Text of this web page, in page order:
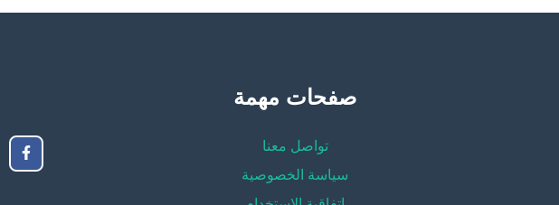
صفحات مهمة
تواصل معنا
سياسة الخصوصية